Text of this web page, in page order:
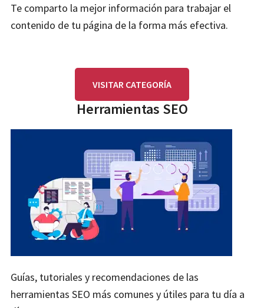
Te comparto la mejor información para trabajar el
contenido de tu página de la forma más efectiva.
VISITAR CATEGORÍA
Herramientas SEO
Guías, tutoriales y recomendaciones de las
herramientas SEO más comunes y útiles para tu día a